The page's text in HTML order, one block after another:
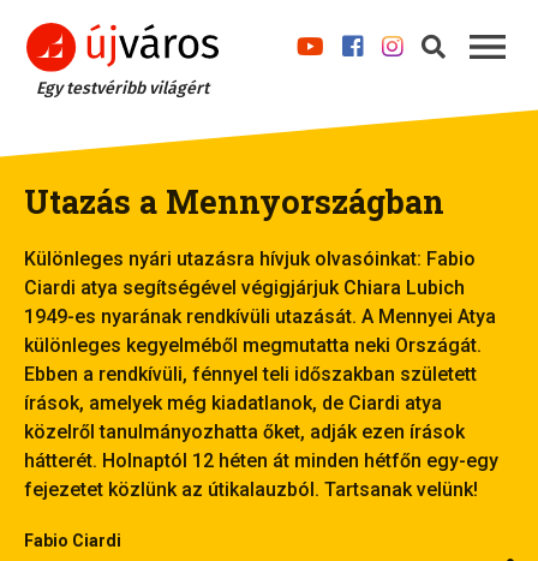
Egy testvéribb világért
Utazás a Mennyországban
Különleges nyári utazásra hívjuk olvasóinkat: Fabio
Ciardi atya segítségével végigjárjuk Chiara Lubich
1949-es nyarának rendkívüli utazását. A Mennyei Atya
különleges kegyelméből megmutatta neki Országát.
Ebben a rendkívüli, fénnyel teli időszakban született
írások, amelyek még kiadatlanok, de Ciardi atya
közelről tanulmányozhatta őket, adják ezen írások
hátterét. Holnaptól 12 héten át minden hétfőn egy-egy
fejezetet közlünk az útikalauzból. Tartsanak velünk!
Fabio Ciardi